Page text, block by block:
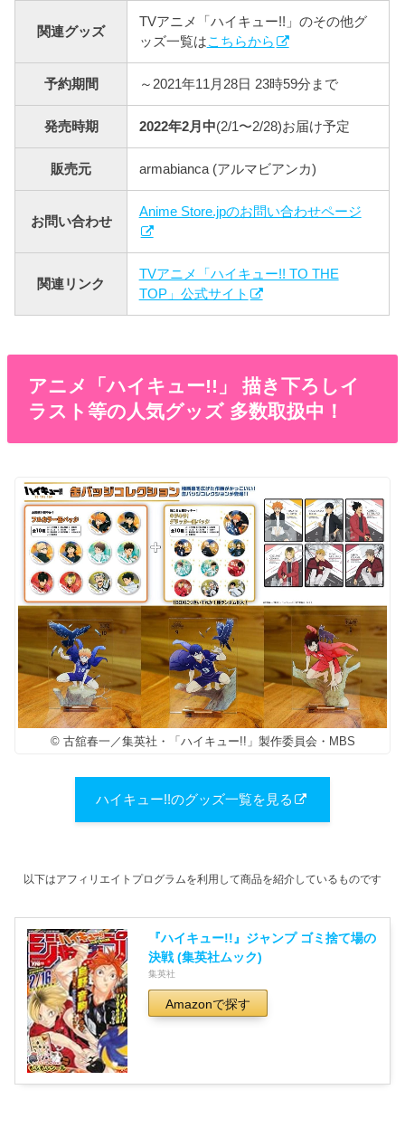
関連グッズ
TVアニメ「ハイキュー!!」のその他グ
ッズ一覧はこちらから
予約期間 ～2021年11月28日 23時59分まで
発売時期 2022年2月中(2/1〜2/28)お届け予定
販売元 armabianca (アルマビアンカ)
お問い合わせ
Anime Store.jpのお問い合わせページ
関連リンク
TVアニメ「ハイキュー!! TO THE
TOP」公式サイト
アニメ「ハイキュー!!」 描き下ろしイ
ラスト等の人気グッズ 多数取扱中！
© 古舘春一／集英社・「ハイキュー!!」製作委員会・MBS
ハイキュー!!のグッズ一覧を見る
以下はアフィリエイトプログラムを利用して商品を紹介しているものです
『ハイキュー!!』ジャンプ ゴミ捨て場の
決戦 (集英社ムック)
集英社
Amazonで探す